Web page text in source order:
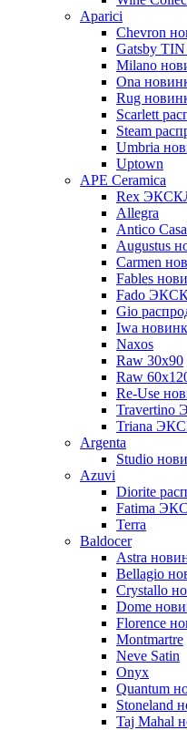
Aparici
Chevron
Gatsby TIN
Milano
Ona
Rug
Scarlett
Steam
Umbria
Uptown
APE Ceramica
Rex
Allegra
Antico
Augustus
Carmen
Fables
Fado
Gio
Iwa
Naxos
Raw 30x90
Raw
Re-Use
Triana
Argenta
Studio
Azuvi
Diorite
Fatima
Terra
Baldoсer
Astra
Bellagio
Crystallo
Dome
Florence
Montmartre
Neve Satin
Onyx
Quantum
Stoneland
Taj Mahal